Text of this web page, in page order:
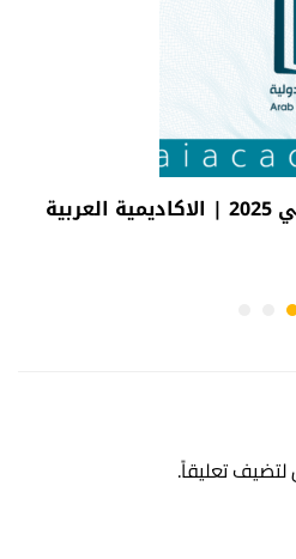
أهداف التعليم عن بعد في 2025 | الاكاديمية العربية
لتضيف تعليقاً.